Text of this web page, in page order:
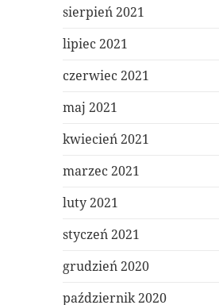
sierpień 2021
lipiec 2021
czerwiec 2021
maj 2021
kwiecień 2021
marzec 2021
luty 2021
styczeń 2021
grudzień 2020
październik 2020